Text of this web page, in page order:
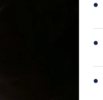
●
●
●